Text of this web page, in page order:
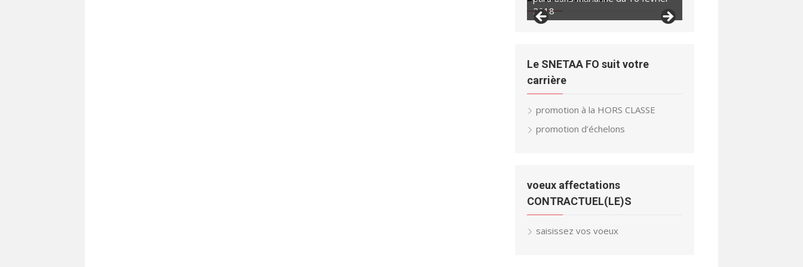
2018
2018
Le SNETAA FO suit votre
carrière
promotion à la HORS CLASSE
promotion d’échelons
voeux affectations
CONTRACTUEL(LE)S
saisissez vos voeux